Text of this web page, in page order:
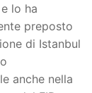
lo ha
preposto
di Istanbul
anche nella